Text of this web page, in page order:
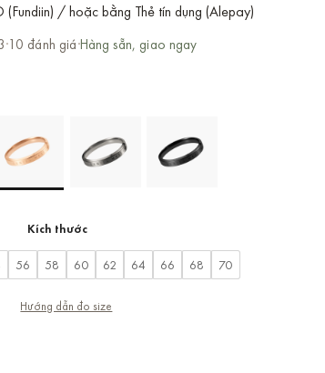
là:
1.069.000 ₫.
tại
là:
951.000 ₫.
(Fundiin) / hoặc bằng Thẻ tín dụng (Alepay)
·10 đánh giá·Hàng sẵn, giao ngay
Kích thước
56 58 60 62 64 66 68 70
Hướng dẫn đo size
Ring Rose Gold số lượng